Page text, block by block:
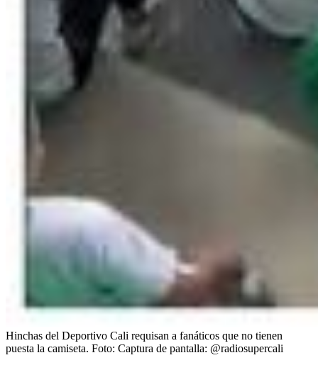
Hinchas del Deportivo Cali requisan a fanáticos que no tienen
puesta la camiseta. Foto: Captura de pantalla: @radiosupercali